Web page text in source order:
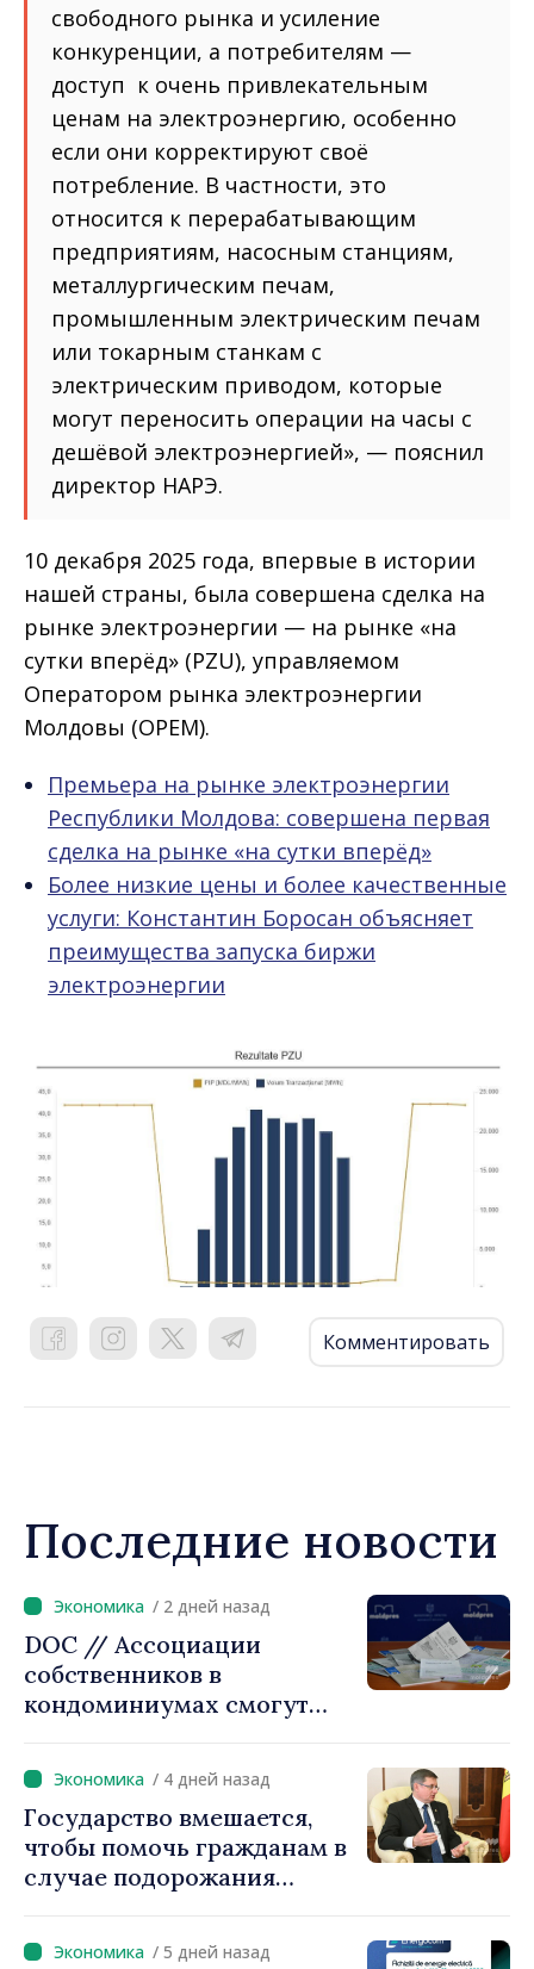
свободного рынка и усиление
конкуренции, а потребителям —
доступ к очень привлекательным
ценам на электроэнергию, особенно
если они корректируют своё
потребление. В частности, это
относится к перерабатывающим
предприятиям, насосным станциям,
металлургическим печам,
промышленным электрическим печам
или токарным станкам с
электрическим приводом, которые
могут переносить операции на часы с
дешёвой электроэнергией», — пояснил
директор НАРЭ.
10 декабря 2025 года, впервые в истории
нашей страны, была совершена сделка на
рынке электроэнергии — на рынке «на
сутки вперёд» (PZU), управляемом
Оператором рынка электроэнергии
Молдовы (OPEM).
Премьера на рынке электроэнергии
Республики Молдова: совершена первая
сделка на рынке «на сутки вперёд»
Более низкие цены и более качественные
услуги: Константин Боросан объясняет
преимущества запуска биржи
электроэнергии
Комментировать
Последние новости
/ 2 дней назад
DOC // Ассоциации
собственников в
кондоминиумах смогут
повышение
энергоэффективности
многоквартирных домов
/ 4 дней назад
Государство вмешается,
чтобы помочь гражданам в
случае подорожания
Председатель парламента
/ 5 дней назад